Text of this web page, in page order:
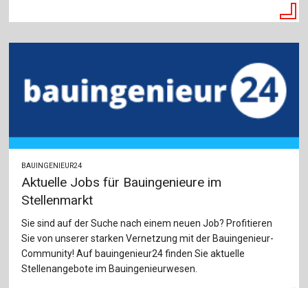
BAUINGENIEUR24
Aktuelle Jobs für Bauingenieure im
Stellenmarkt
Sie sind auf der Suche nach einem neuen Job? Profitieren
Sie von unserer starken Vernetzung mit der Bauingenieur-
Community! Auf bauingenieur24 finden Sie aktuelle
Stellenangebote im Bauingenieurwesen.